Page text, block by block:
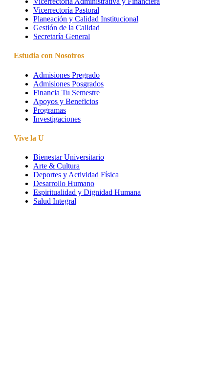
Vicerrectoría Pastoral
Planeación y Calidad Institucional
Gestión de la Calidad
Secretaría General
Estudia con Nosotros
Admisiones Pregrado
Admisiones Posgrados
Financia Tu Semestre
Apoyos y Beneficios
Programas
Investigaciones
Vive la U
Bienestar Universitario
Arte & Cultura
Deportes y Actividad Física
Desarrollo Humano
Espiritualidad y Dignidad Humana
Salud Integral